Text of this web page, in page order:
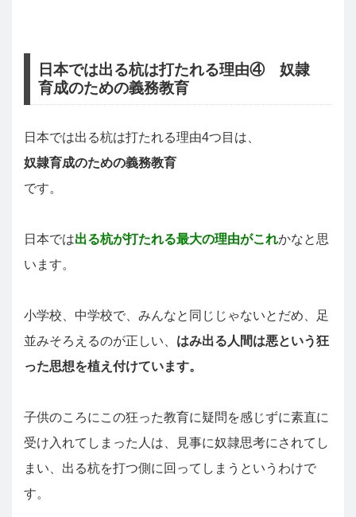
日本では出る杭は打たれる理由④ 奴隷
育成のための義務教育
日本では出る杭は打たれる理由4つ目は、
奴隷育成のための義務教育
です。
日本では出る杭が打たれる最大の理由がこれかなと思
います。
小学校、中学校で、みんなと同じじゃないとだめ、足
並みそろえるのが正しい、 はみ出る人間は悪という狂
った思想を植え付けています。
子供のころにこの狂った教育に疑問を感じずに素直に
受け入れてしまった人は、見事に奴隷思考にされてし
まい、出る杭を打つ側に回ってしまうというわけで
す。